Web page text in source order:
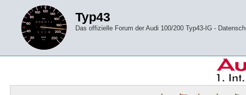
Typ43
Das offizielle Forum der Audi 100/200 Typ43-IG -